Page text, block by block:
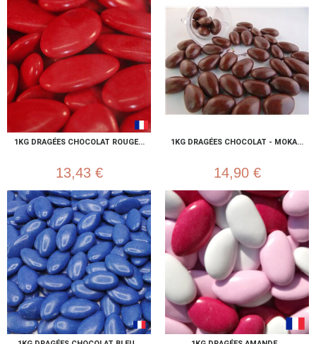
1KG DRAGÉES CHOCOLAT ROUGE...
13,43 €
1KG DRAGÉES CHOCOLAT - MOKA...
14,90 €